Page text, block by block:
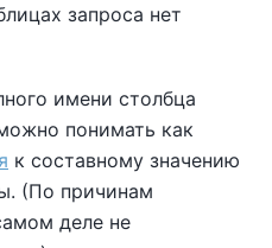
запроса нет
имени столбца
понимать как
к составному значению
(По причинам
деле не